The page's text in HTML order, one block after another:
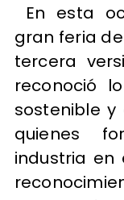
En esta
gran feria
tercera
reconoció
sostenible
quienes
industria en